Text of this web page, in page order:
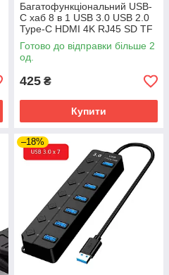
Багатофункціональний USB-
C хаб 8 в 1 USB 3.0 USB 2.0
Type-C HDMI 4K RJ45 SD TF
MicroSD
Готово до відправки більше 2
од.
425 ₴
Купити
–18%